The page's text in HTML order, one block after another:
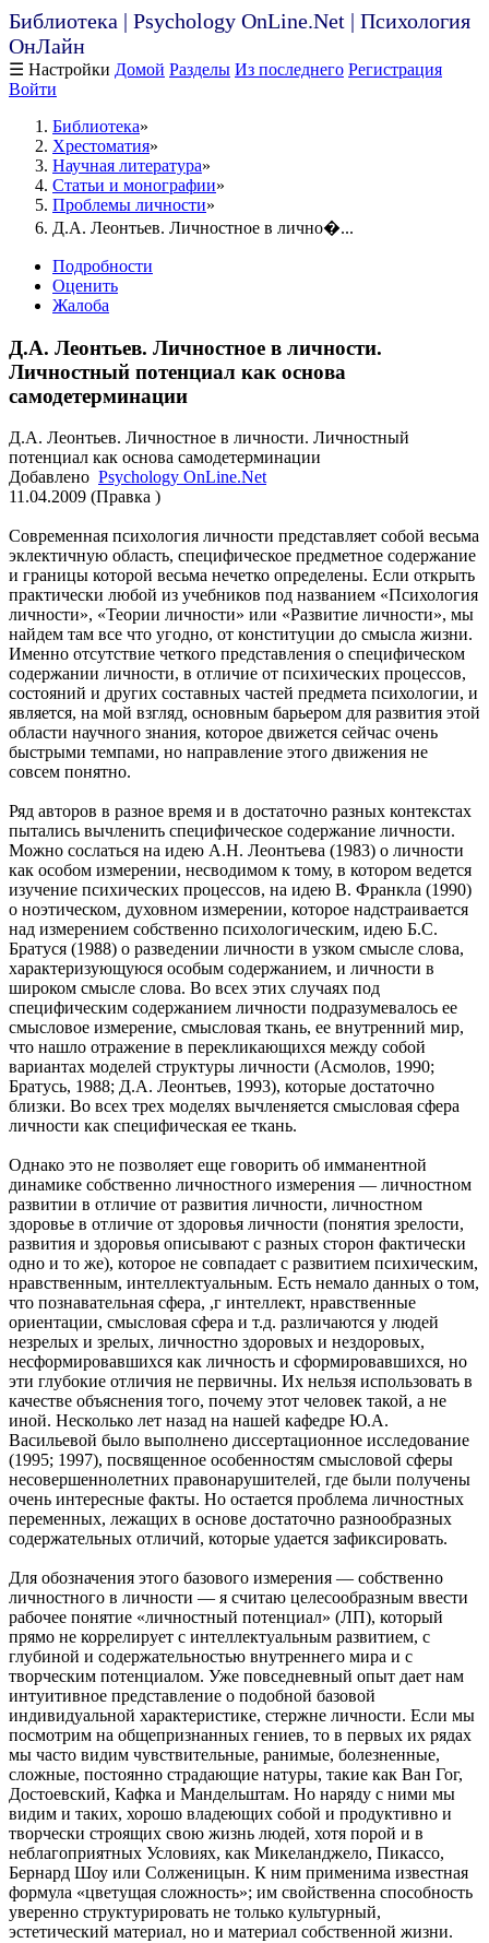
Библиотека | Psychology OnLine.Net | Психология
ОнЛайн
☰ Настройки Домой Разделы Из последнего Регистрация
Войти
Библиотека
Хрестоматия
Научная литература
Статьи и монографии
Проблемы личности
Д.А. Леонтьев. Личностное в лично�...
Подробности
Оценить
Жалоба
Д.А. Леонтьев. Личностное в личности.
Личностный потенциал как основа
самодетерминации
Д.А. Леонтьев. Личностное в личности. Личностный
потенциал как основа самодетерминации
Добавлено Psychology OnLine.Net
11.04.2009 (Правка )
Современная психология личности представляет собой весьма
эклектичную область, специфическое предметное содержание
и границы которой весьма нечетко определены. Если открыть
практически любой из учебников под названием «Психология
личности», «Теории личности» или «Развитие личности», мы
найдем там все что угодно, от конституции до смысла жизни.
Именно отсутствие четкого представления о специфическом
содержании личности, в отличие от психических процессов,
состояний и других составных частей предмета психологии, и
является, на мой взгляд, основным барьером для развития этой
области научного знания, которое движется сейчас очень
быстрыми темпами, но направление этого движения не
совсем понятно.
Ряд авторов в разное время и в достаточно разных контекстах
пытались вычленить специфическое содержание личности.
Можно сослаться на идею А.Н. Леонтьева (1983) о личности
как особом измерении, несводимом к тому, в котором ведется
изучение психических процессов, на идею В. Франкла (1990)
о ноэтическом, духовном измерении, которое надстраивается
над измерением собственно психологическим, идею Б.С.
Братуся (1988) о разведении личности в узком смысле слова,
характеризующуюся особым содержанием, и личности в
широком смысле слова. Во всех этих случаях под
специфическим содержанием личности подразумевалось ее
смысловое измерение, смысловая ткань, ее внутренний мир,
что нашло отражение в перекликающихся между собой
вариантах моделей структуры личности (Асмолов, 1990;
Братусь, 1988; Д.А. Леонтьев, 1993), которые достаточно
близки. Во всех трех моделях вычленяется смысловая сфера
личности как специфическая ее ткань.
Однако это не позволяет еще говорить об имманентной
динамике собственно личностного измерения — личностном
развитии в отличие от развития личности, личностном
здоровье в отличие от здоровья личности (понятия зрелости,
развития и здоровья описывают с разных сторон фактически
одно и то же), которое не совпадает с развитием психическим,
нравственным, интеллектуальным. Есть немало данных о том,
что познавательная сфера, ,г интеллект, нравственные
ориентации, смысловая сфера и т.д. различаются у людей
незрелых и зрелых, личностно здоровых и нездоровых,
несформировавшихся как личность и сформировавшихся, но
эти глубокие отличия не первичны. Их нельзя использовать в
качестве объяснения того, почему этот человек такой, а не
иной. Несколько лет назад на нашей кафедре Ю.А.
Васильевой было выполнено диссертационное исследование
(1995; 1997), посвященное особенностям смысловой сферы
несовершеннолетних правонарушителей, где были получены
очень интересные факты. Но остается проблема личностных
переменных, лежащих в основе достаточно разнообразных
содержательных отличий, которые удается зафиксировать.
Для обозначения этого базового измерения — собственно
личностного в личности — я считаю целесообразным ввести
рабочее понятие «личностный потенциал» (ЛП), который
прямо не коррелирует с интеллектуальным развитием, с
глубиной и содержательностью внутреннего мира и с
творческим потенциалом. Уже повседневный опыт дает нам
интуитивное представление о подобной базовой
индивидуальной характеристике, стержне личности. Если мы
посмотрим на общепризнанных гениев, то в первых их рядах
мы часто видим чувствительные, ранимые, болезненные,
сложные, постоянно страдающие натуры, такие как Ван Гог,
Достоевский, Кафка и Мандельштам. Но наряду с ними мы
видим и таких, хорошо владеющих собой и продуктивно и
творчески строящих свою жизнь людей, хотя порой и в
неблагоприятных Условиях, как Микеланджело, Пикассо,
Бернард Шоу или Солженицын. К ним применима известная
формула «цветущая сложность»; им свойственна способность
уверенно структурировать не только культурный,
эстетический материал, но и материал собственной жизни.